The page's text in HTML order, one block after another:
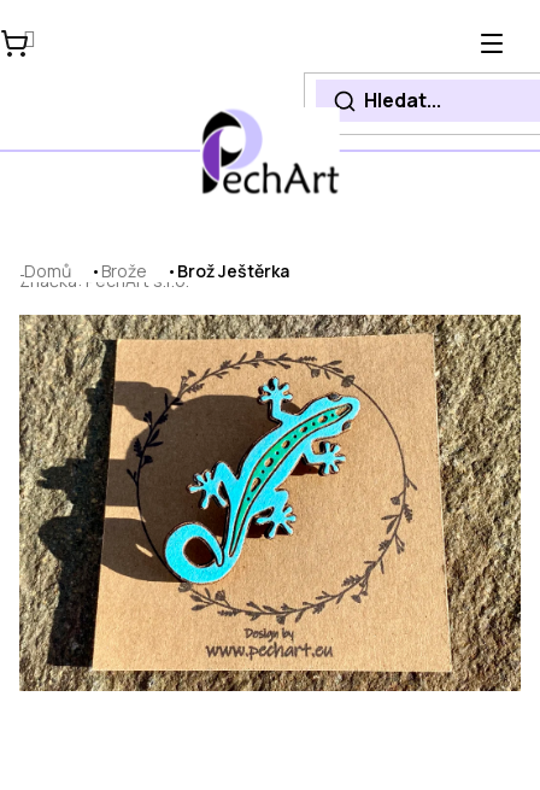
na
obsah
Domů Brože Brož Ještěrka
Značka: PechArt s.r.o.